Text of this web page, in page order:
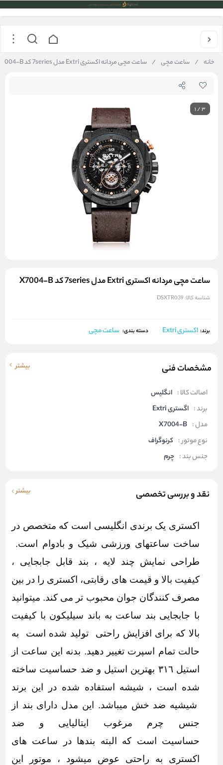
خانه / ساعت مچی / ساعت مچی مردانه اکستری Extri مدل 7series کد X7004-B
1/3
ساعت مچی مردانه اکستری Extri مدل 7series کد X7004-B
شناسه کالا: DSXTR039
برند: اکستری Extri دسته بندی: ساعت مچی
مشخصات فنی بیشتر
اصالت کالا : انگلیس
برند : اگستری Extri
مدل : X7004-B
نوع موتور : کرنوگراف
جنس بند : چرم
نقد و بررسی تخصصی بیشتر
اکستری یک برندی انگلیسی است که متخصص در
ساخت ساعتهای ورزشی شیک و بادوام است.
طراحی نمایش چند لایه ، بند قابل جابجایی ،
کیفیت بالا و قیمت های رقابتی، اکستری را در بین
مصرف کنندگان جوان محبوب تر می کند. میتوانید
با جابجایی بند ساعت به باند سیلیکون با کیفیت
بالا که برای افزایش راحتی تولید شده است به
حالت تمام اسپرت تغییر دهید. بدنه این ساعت از
استیل ٣١٦ بهترین استیل و ضد حساسیت ساخته
شده است ، شیشه استفاده شده در این برند
شیشیه ضد خش میباشد. این مدل دارای بند از
جنس چرم مرغوب ایتالیایی و ضد
حساسیت است که البته بندها در ساعت های
اکستری به راحتی عوض میشود ، موتور این